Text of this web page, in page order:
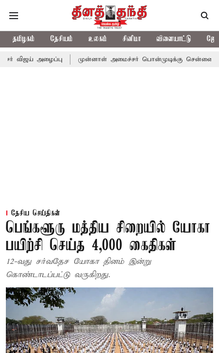
தமிழகம் தேசியம் உலகம் சினிமா விளையாட்டு
முன்னாள் அமைச்சர் பொன்முடிக்கு சென்னை நீதிமன்றம்
தேசிய செய்திகள்
பெங்களூரு மத்திய சிறையில் யோகா
பயிற்சி செய்த 4,000 கைதிகள்
12-வது சர்வதேச யோகா தினம் இன்று
கொண்டாடப்பட்டு வருகிறது.